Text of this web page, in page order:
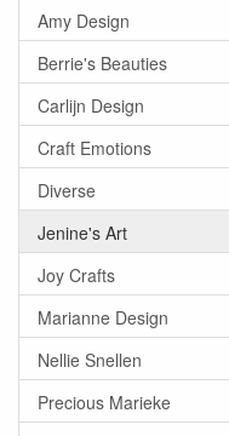
Amy Design
Berrie's Beauties
Carlijn Design
Craft Emotions
Diverse
Jenine's Art
Joy Crafts
Marianne Design
Nellie Snellen
Precious Marieke